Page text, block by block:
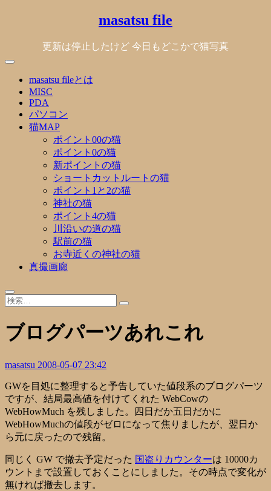
masatsu file
更新は停止したけど 今日もどこかで猫写真
masatsu fileとは
MISC
PDA
パソコン
猫MAP
ポイント00の猫
ポイント0の猫
新ポイントの猫
ショートカットルートの猫
ポイント1と2の猫
神社の猫
ポイント4の猫
川沿いの道の猫
駅前の猫
お寺近くの神社の猫
真撮画廊
ブログパーツあれこれ
masatsu 2008-05-07 23:42
GWを目処に整理すると予告していた値段系のブログパーツ
ですが、結局最高値を付けてくれた WebCowの
WebHowMuch を残しました。四日だか五日だかに
WebHowMuchの値段がゼロになって焦りましたが、翌日か
ら元に戻ったので残留。
同じく GW で撤去予定だった 国盗りカウンターは 10000カ
ウントまで設置しておくことにしました。その時点で変化が
無ければ撤去します。